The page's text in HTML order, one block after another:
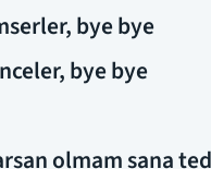
bye bye
bye bye
olmam sana